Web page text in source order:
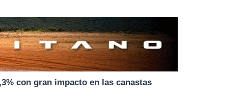
con gran impacto en las canastas